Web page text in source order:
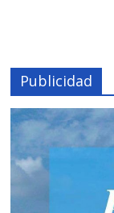
Publicidad